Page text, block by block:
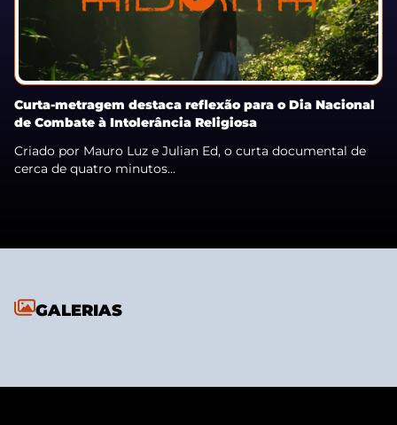
Curta-metragem destaca reflexão para o Dia Nacional
de Combate à Intolerância Religiosa
Criado por Mauro Luz e Julian Ed, o curta documental de
cerca de quatro minutos...
GALERIAS